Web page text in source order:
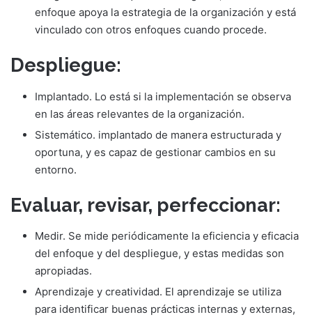
enfoque apoya la estrategia de la organización y está
vinculado con otros enfoques cuando procede.
Despliegue:
Implantado. Lo está si la implementación se observa
en las áreas relevantes de la organización.
Sistemático. implantado de manera estructurada y
oportuna, y es capaz de gestionar cambios en su
entorno.
Evaluar, revisar, perfeccionar:
Medir. Se mide periódicamente la eficiencia y eficacia
del enfoque y del despliegue, y estas medidas son
apropiadas.
Aprendizaje y creatividad. El aprendizaje se utiliza
para identificar buenas prácticas internas y externas,